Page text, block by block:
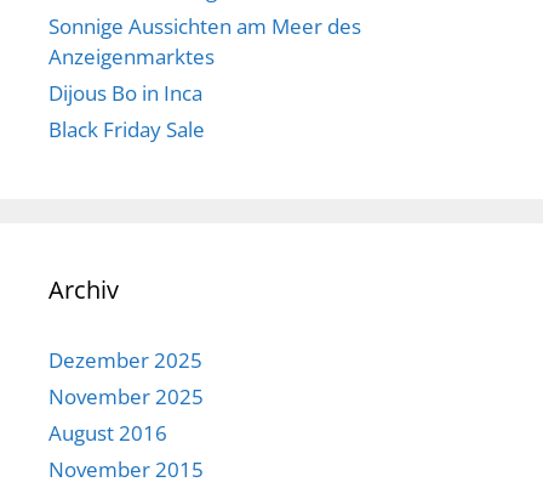
Sonnige Aussichten am Meer des
Anzeigenmarktes
Dijous Bo in Inca
Black Friday Sale
Archiv
Dezember 2025
November 2025
August 2016
November 2015